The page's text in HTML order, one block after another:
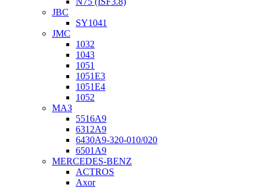
JBC
SY1041
JMC
1032
1043
1051
1051Е3
1051Е4
1052
МАЗ
5516А9
6312А9
6430А9-320-010/020
6501А9
MERCEDES-BENZ
ACTROS
Axor